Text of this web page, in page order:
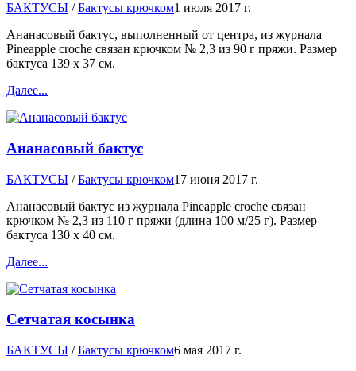
БАКТУСЫ /Бактусы крючком1 июля 2017 г.
Ананасовый бактус, выполненный от центра, из журнала
Pineapple croche связан крючком № 2,3 из 90 г пряжи. Размер
бактуса 139 х 37 см.
Далее...
Ананасовый бактус
БАКТУСЫ /Бактусы крючком17 июня 2017 г.
Ананасовый бактус из журнала Pineapple croche связан
крючком № 2,3 из 110 г пряжи (длина 100 м/25 г). Размер
бактуса 130 х 40 см.
Далее...
Сетчатая косынка
БАКТУСЫ /Бактусы крючком6 мая 2017 г.